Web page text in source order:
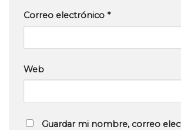
Correo electrónico *
Web
Guardar mi nombre, correo